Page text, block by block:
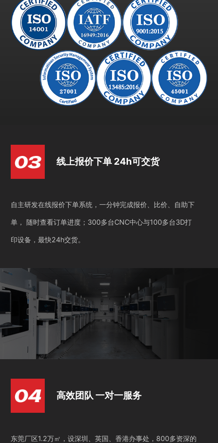
线上报价下单 24h可交货
自主研发在线报价下单系统，一分钟完成报价、比价、自助下
单， 随时查看订单进度；300多台CNC中心与100多台3D打
印设备，最快24h交货。
高效团队 一对一服务
东莞厂区1.2万㎡，设深圳、英国、香港办事处，800多资深的